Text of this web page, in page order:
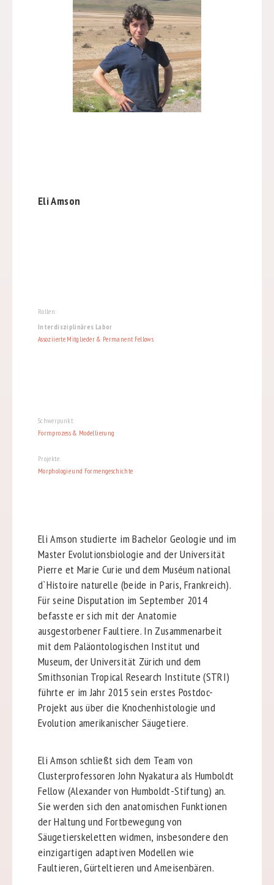
Eli Amson
Rollen:
Interdisziplinäres Labor
Assoziierte Mitglieder & Permanent Fellows
Schwerpunkt:
Formprozess & Modellierung
Projekte:
Morphologie und Formengeschichte
Eli Amson studierte im Bachelor Geologie und im
Master Evolutionsbiologie and der Universität
Pierre et Marie Curie und dem Muséum national
d`Histoire naturelle (beide in Paris, Frankreich).
Für seine Disputation im September 2014
befasste er sich mit der Anatomie
ausgestorbener Faultiere. In Zusammenarbeit
mit dem Paläontologischen Institut und
Museum, der Universität Zürich und dem
Smithsonian Tropical Research Institute (STRI)
führte er im Jahr 2015 sein erstes Postdoc-
Projekt aus über die Knochenhistologie und
Evolution amerikanischer Säugetiere.
Eli Amson schließt sich dem Team von
Clusterprofessoren John Nyakatura als Humboldt
Fellow (Alexander von Humboldt-Stiftung) an.
Sie werden sich den anatomischen Funktionen
der Haltung und Fortbewegung von
Säugetierskeletten widmen, insbesondere den
einzigartigen adaptiven Modellen wie
Faultieren, Gürteltieren und Ameisenbären.